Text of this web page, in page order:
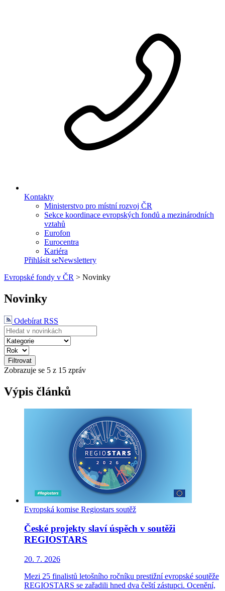
Kontakty
Ministerstvo pro místní rozvoj ČR
Sekce koordinace evropských fondů a mezinárodních
vztahů
Eurofon
Eurocentra
Kariéra
Přihlásit seNewslettery
Evropské fondy v ČR > Novinky
Novinky
Odebírat RSS
Filtrovat
Zobrazuje se 5 z 15 zpráv
Výpis článků
Evropská komise Regiostars soutěž
České projekty slaví úspěch v soutěži
REGIOSTARS
20. 7. 2026
Mezi 25 finalistů letošního ročníku prestižní evropské soutěže
REGIOSTARS se zařadili hned dva čeští zástupci. Ocenění,